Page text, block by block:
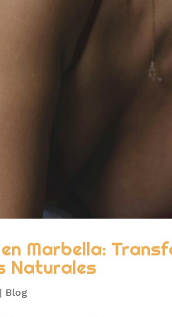
Marbella:
Naturales
| Blog